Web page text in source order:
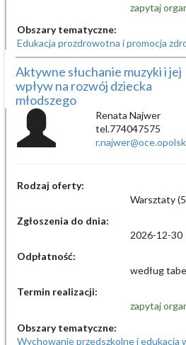
zapytaj
Obszary tematyczne:
Edukacja prozdrowotna i promocja
Aktywne słuchanie muzyki i jej
wpływ na rozwój dziecka
młodszego
Renata Najwer
tel.774047575
Rodzaj oferty:
Warsztaty
Zgłoszenia do dnia:
2026-12-30
Odpłatność:
według
Termin realizacji:
zapytaj
Obszary tematyczne:
Wychowanie przedszkolne i edukacja